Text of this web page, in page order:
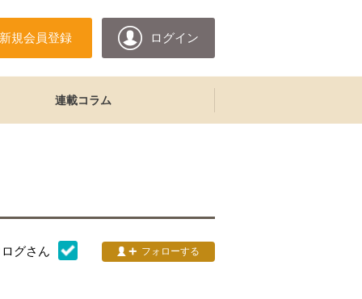
新規会員登録 ログイン
連載コラム
グさん フォローする